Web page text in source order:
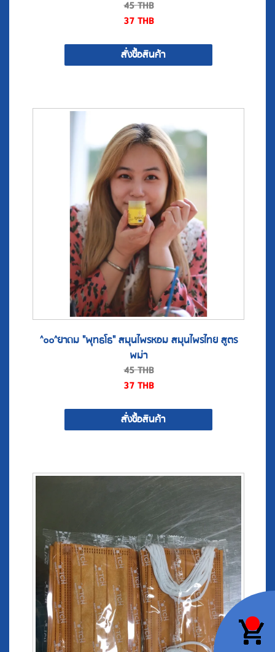
สั่งซื้อสินค้า
^๐๐^ยาดม "พุทธโธ" สมุนไพรหอม สมุนไพรไทย สูตร
พม่า
45 THB
37THB
สั่งซื้อสินค้า